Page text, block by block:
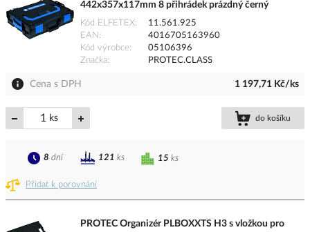
442x357x117mm 8 přihrádek prázdný černý
Kód ELFETEX
11.561.925
EAN
4016705163960
Kód výrobce
05106396
Značka
PROTEC.CLASS
Cena s DPH 1 197,71 Kč/ks
ks do košíku
Přidat k porovnání
15 ks
8 dní 121 ks
PROTEC Organizér PLBOXXTS H3 s vložkou pro